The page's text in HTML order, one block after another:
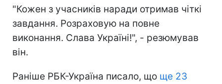
"Кожен з учасників наради отримав чіткі
завдання. Розраховую на повне
виконання. Слава Україні!", - резюмував
він.
Раніше РБК-Україна писало, що ще 23